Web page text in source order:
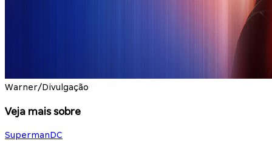
Warner/Divulgação
Veja mais sobre
SupermanDC